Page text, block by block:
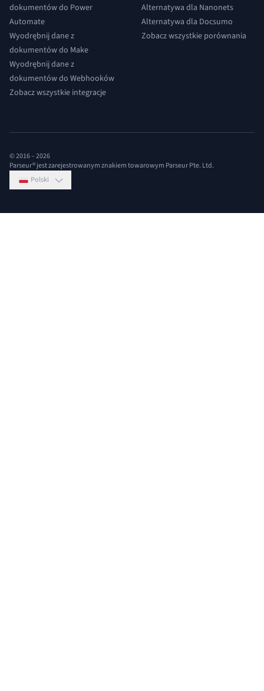
dokumentów do Power
Automate
Wyodrębnij dane z
dokumentów do Make
Wyodrębnij dane z
dokumentów do Webhooków
Zobacz wszystkie integracje
Alternatywa dla Nanonets
Alternatywa dla Docsumo
Zobacz wszystkie porównania
© 2016 –2026
Parseur® jest zarejestrowanym znakiem towarowym Parseur Pte. Ltd.
Polski